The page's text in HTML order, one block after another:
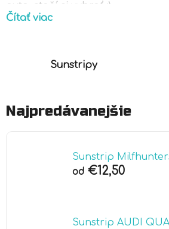
auta, stačí si vybrať :)
Čítať viac
Sunstripy
Najpredávanejšie
Sunstrip
od €12,50
Sunstrip AUDI